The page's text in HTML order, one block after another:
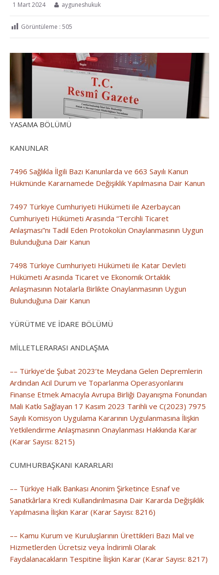
1 Mart 2024 ayguneshukuk
Görüntüleme : 505
YASAMA BÖLÜMÜ
KANUNLAR
7496 Sağlıkla İlgili Bazı Kanunlarda ve 663 Sayılı Kanun
Hükmünde Kararnamede Değişiklik Yapılmasına Dair Kanun
7497 Türkiye Cumhuriyeti Hükümeti ile Azerbaycan
Cumhuriyeti Hükümeti Arasında “Tercihli Ticaret
Anlaşması”nı Tadil Eden Protokolün Onaylanmasının Uygun
Bulunduğuna Dair Kanun
7498 Türkiye Cumhuriyeti Hükümeti ile Katar Devleti
Hükümeti Arasında Ticaret ve Ekonomik Ortaklık
Anlaşmasının Notalarla Birlikte Onaylanmasının Uygun
Bulunduğuna Dair Kanun
YÜRÜTME VE İDARE BÖLÜMÜ
MİLLETLERARASI ANDLAŞMA
–– Türkiye’de Şubat 2023’te Meydana Gelen Depremlerin
Ardından Acil Durum ve Toparlanma Operasyonlarını
Finanse Etmek Amacıyla Avrupa Birliği Dayanışma Fonundan
Mali Katkı Sağlayan 17 Kasım 2023 Tarihli ve C(2023) 7975
Sayılı Komisyon Uygulama Kararının Uygulanmasına İlişkin
Yetkilendirme Anlaşmasının Onaylanması Hakkında Karar
(Karar Sayısı: 8215)
CUMHURBAŞKANI KARARLARI
–– Türkiye Halk Bankası Anonim Şirketince Esnaf ve
Sanatkârlara Kredi Kullandırılmasına Dair Kararda Değişiklik
Yapılmasına İlişkin Karar (Karar Sayısı: 8216)
–– Kamu Kurum ve Kuruluşlarının Ürettikleri Bazı Mal ve
Hizmetlerden Ücretsiz veya İndirimli Olarak
Faydalanacakların Tespitine İlişkin Karar (Karar Sayısı: 8217)